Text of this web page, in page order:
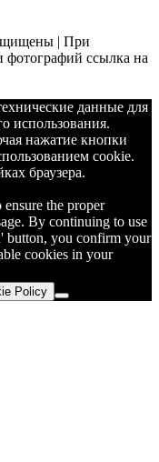
| При
ссылка на
данные для
использования.
нажатие кнопки
cookie.
браузера.
the proper
By continuing to use
button, you confirm your
cookies in your
Policy